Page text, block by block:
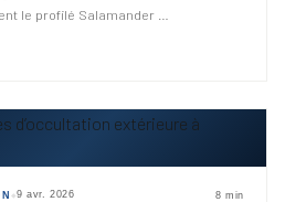
le profilé Salamander
◆9 avr. 2026 8 min